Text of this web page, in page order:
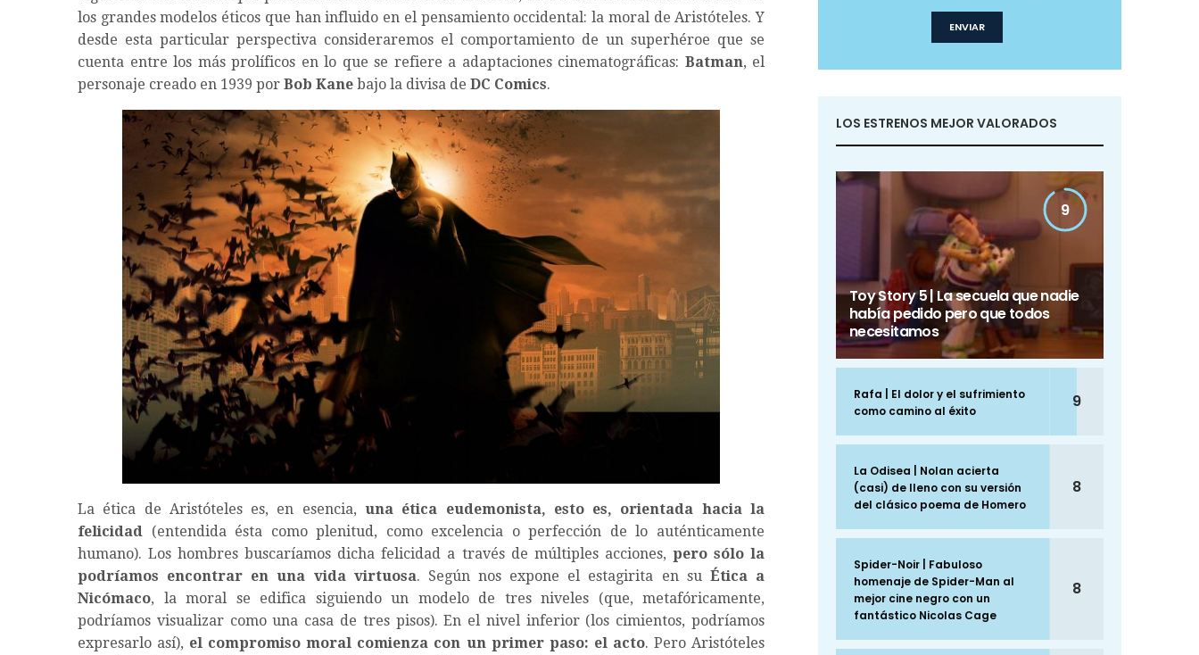
los grandes modelos éticos que han influido en el pensamiento occidental: la moral de Aristóteles. Y
desde esta particular perspectiva consideraremos el comportamiento de un superhéroe que se
cuenta entre los más prolíficos en lo que se refiere a adaptaciones cinematográficas: Batman, el
personaje creado en 1939 por Bob Kane bajo la divisa de DC Comics.
La ética de Aristóteles es, en esencia, una ética eudemonista, esto es, orientada hacia la
felicidad (entendida ésta como plenitud, como excelencia o perfección de lo auténticamente
humano). Los hombres buscaríamos dicha felicidad a través de múltiples acciones, pero sólo la
podríamos encontrar en una vida virtuosa. Según nos expone el estagirita en su Ética a
Nicómaco, la moral se edifica siguiendo un modelo de tres niveles (que, metafóricamente,
podríamos visualizar como una casa de tres pisos). En el nivel inferior (los cimientos, podríamos
expresarlo así), el compromiso moral comienza con un primer paso: el acto. Pero Aristóteles
LOS ESTRENOS MEJOR VALORADOS
9
Toy Story 5 | La secuela que nadie
había pedido pero que todos
necesitamos
Rafa | El dolor y el sufrimiento
como camino al éxito
9
La Odisea | Nolan acierta
(casi) de lleno con su versión
del clásico poema de Homero
8
Spider-Noir | Fabuloso
homenaje de Spider-Man al
mejor cine negro con un
fantástico Nicolas Cage
8